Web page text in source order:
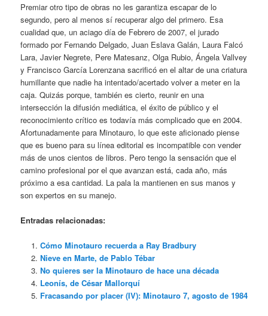
Premiar otro tipo de obras no les garantiza escapar de lo
segundo, pero al menos sí recuperar algo del primero. Esa
cualidad que, un aciago día de Febrero de 2007, el jurado
formado por Fernando Delgado, Juan Eslava Galán, Laura Falcó
Lara, Javier Negrete, Pere Matesanz, Olga Rubio, Ángela Vallvey
y Francisco García Lorenzana sacrificó en el altar de una criatura
humillante que nadie ha intentado/acertado volver a meter en la
caja. Quizás porque, también es cierto, reunir en una
intersección la difusión mediática, el éxito de público y el
reconocimiento crítico es todavía más complicado que en 2004.
Afortunadamente para Minotauro, lo que este aficionado piense
que es bueno para su línea editorial es incompatible con vender
más de unos cientos de libros. Pero tengo la sensación que el
camino profesional por el que avanzan está, cada año, más
próximo a esa cantidad. La pala la mantienen en sus manos y
son expertos en su manejo.
Entradas relacionadas:
Cómo Minotauro recuerda a Ray Bradbury
Nieve en Marte, de Pablo Tébar
No quieres ser la Minotauro de hace una década
Leonís, de César Mallorquí
Fracasando por placer (IV): Minotauro 7, agosto de 1984